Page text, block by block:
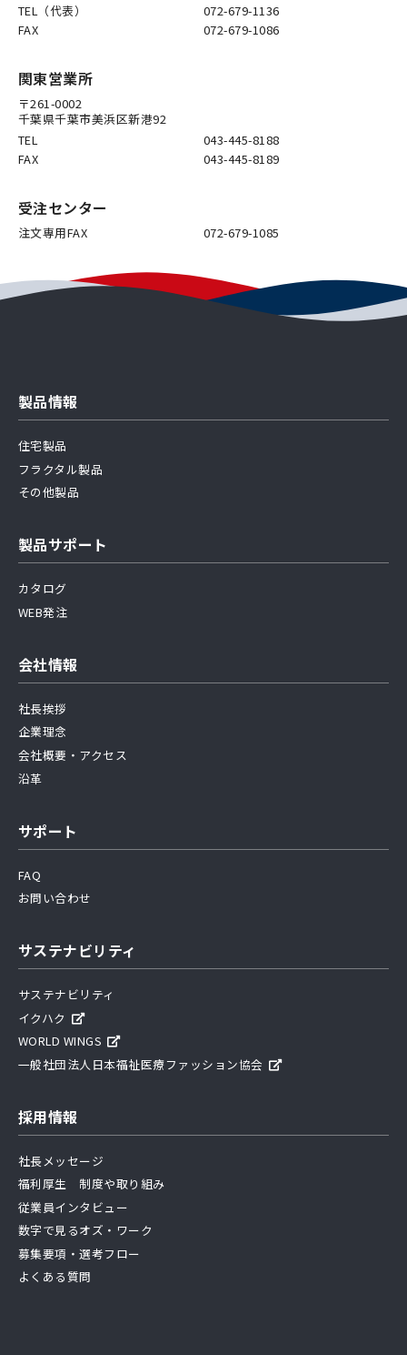
TEL（代表）
072-679-1136
FAX
072-679-1086
関東営業所
〒261-0002
千葉県千葉市美浜区新港92
TEL
043-445-8188
FAX
043-445-8189
受注センター
注文専用FAX 072-679-1085
製品情報
住宅製品
フラクタル製品
その他製品
製品サポート
カタログ
WEB発注
会社情報
社長挨拶
企業理念
会社概要・アクセス
沿革
サポート
FAQ
お問い合わせ
サステナビリティ
サステナビリティ
イクハク
WORLD WINGS
一般社団法人日本福祉医療ファッション協会
採用情報
社長メッセージ
福利厚生 制度や取り組み
従業員インタビュー
数字で見るオズ・ワーク
募集要項・選考フロー
よくある質問